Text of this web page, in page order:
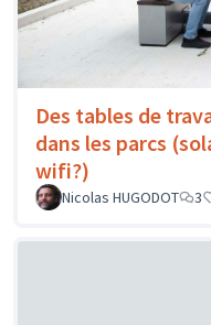
Des tables de
dans les parcs
wifi?)
Nicolas HUGODOT 3